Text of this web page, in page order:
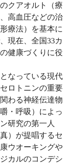
クアオルト（療
高血圧などの治
療法）を基本に
現在、全国33カ
健康づくりに役
なっている現代
ロトニンの重要
わる神経伝達物
・呼吸）によっ
研究の第一人
）が提唱するセ
ウオーキングや
カルのコンデシ